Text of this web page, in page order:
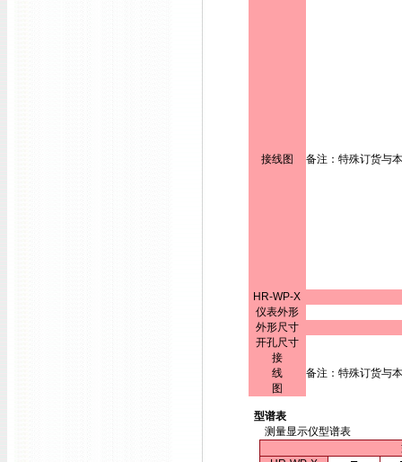
接线图 备注：特殊订货与
HR-WP-X
仪表外形
外形尺寸
开孔尺寸
接
线
图
备注：特殊订货与
型谱表
测量显示仪型谱表